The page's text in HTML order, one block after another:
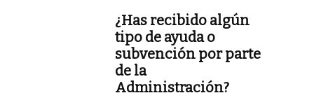
¿Has recibido algún
tipo de ayuda o
subvención por parte
de la
Administración?